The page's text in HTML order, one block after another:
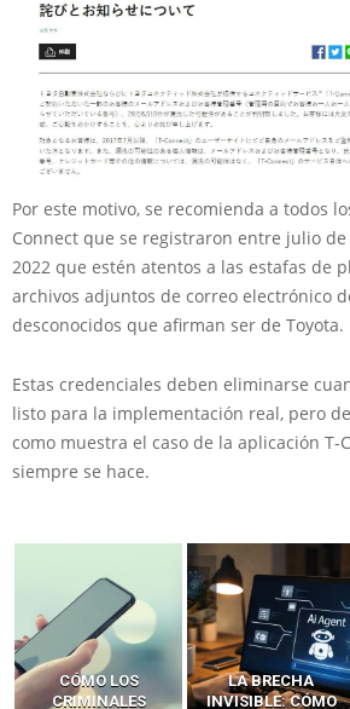
Por este motivo, se recomienda a todos
Connect que se registraron entre julio
2022 que estén atentos a las estafas de
archivos adjuntos de correo electrónico
desconocidos que afirman ser de Toyota.
Estas credenciales deben eliminarse
listo para la implementación real, pero
como muestra el caso de la aplicación T-
siempre se hace.
LA BRECHA
INVISIBLE: CÓMO
OLVIDA
METASPLOIT: CÓMO